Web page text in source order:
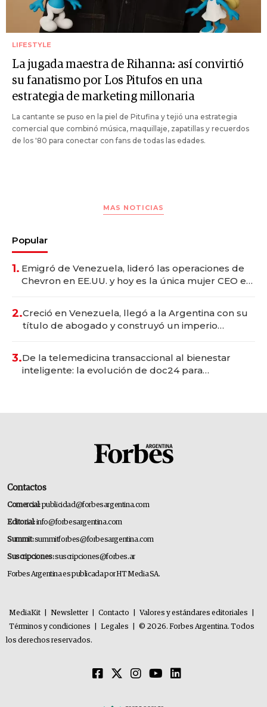
LIFESTYLE
La jugada maestra de Rihanna: así convirtió
su fanatismo por Los Pitufos en una
estrategia de marketing millonaria
La cantante se puso en la piel de Pitufina y tejió una estrategia
comercial que combinó música, maquillaje, zapatillas y recuerdos
de los '80 para conectar con fans de todas las edades.
MAS NOTICIAS
Popular
1. Emigró de Venezuela, lideró las operaciones de
Chevron en EE.UU. y hoy es la única mujer CEO en
2.Creció en Venezuela, llegó a la Argentina con su
título de abogado y construyó un imperio
3.De la telemedicina transaccional al bienestar
inteligente: la evolución de doc24 para
Contactos
Comercial:publicidad@forbesargentina.com
Editorial:info@forbesargentina.com
Summit:summitforbes@forbesargentina.com
Suscripciones:suscripciones@forbes.ar
Forbes Argentina es publicada por HT Media SA.
MediaKit Newsletter Contacto Valores y estándares editoriales
Términos y condiciones
Legales
© 2026. Forbes Argentina. Todos
los derechos reservados.